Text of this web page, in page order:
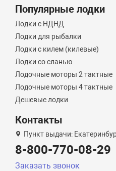
Популярные лодки
Лодки с НДНД
Лодки для рыбалки
Лодки с килем (килевые)
Лодки со сланью
Лодочные моторы 2 тактные
Лодочные моторы 4 тактные
Дешевые лодки
Контакты
Пункт выдачи:
8-800-770-08-29
Заказать звонок